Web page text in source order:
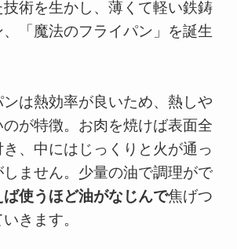
術を生かし、薄くて軽い鉄鋳
「魔法のフライパン」を誕生
は熱効率が良いため、熱しや
が特徴。お肉を焼けば表面全
、中にはじっくりと火が通っ
ません。少量の油で調理がで
ば使うほど油がなじんで焦げつ
きます。